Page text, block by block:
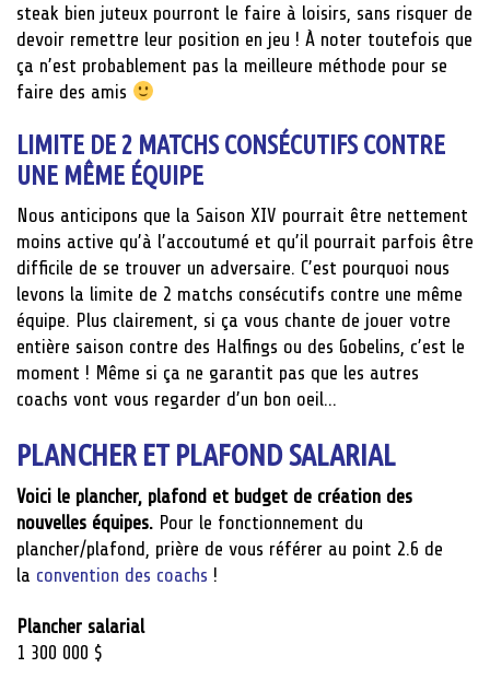
steak bien juteux pourront le faire à loisirs, sans risquer de
devoir remettre leur position en jeu ! À noter toutefois que
ça n’est probablement pas la meilleure méthode pour se
faire des amis
LIMITE DE 2 MATCHS CONSÉCUTIFS CONTRE
UNE MÊME ÉQUIPE
Nous anticipons que la Saison XIV pourrait être nettement
moins active qu’à l’accoutumé et qu’il pourrait parfois être
difficile de se trouver un adversaire. C’est pourquoi nous
levons la limite de 2 matchs consécutifs contre une même
équipe. Plus clairement, si ça vous chante de jouer votre
entière saison contre des Halfings ou des Gobelins, c’est le
moment ! Même si ça ne garantit pas que les autres
coachs vont vous regarder d’un bon oeil…
PLANCHER ET PLAFOND SALARIAL
Voici le plancher, plafond et budget de création des
nouvelles équipes. Pour le fonctionnement du
plancher/plafond, prière de vous référer au point 2.6 de
la convention des coachs !
Plancher salarial
1 300 000 $